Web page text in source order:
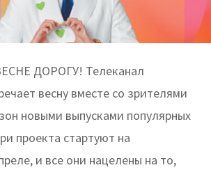
ДОРОГУ! Телеканал
весну вместе со зрителями
новыми выпусками популярных
проекта стартуют на
и все они нацелены на то,